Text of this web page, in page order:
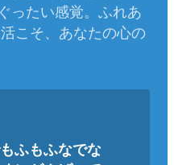
ったい感覚。ふれあ
こそ、あなたの心の
ふもふなでな